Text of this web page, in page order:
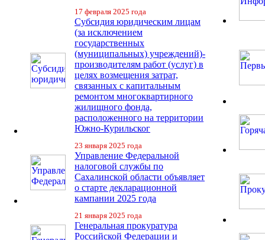
17 февраля 2025 года
Субсидия юридическим лицам
(за исключением
государственных
(муниципальных) учреждений)-
производителям работ (услуг) в
целях возмещения затрат,
связанных с капитальным
ремонтом многоквартирного
жилищного фонда,
расположенного на территории
Южно-Курильског
23 января 2025 года
Управление Федеральной
налоговой службы по
Сахалинской области объявляет
о старте декларационной
кампании 2025 года
21 января 2025 года
Генеральная прокуратура
Российской Федерации и